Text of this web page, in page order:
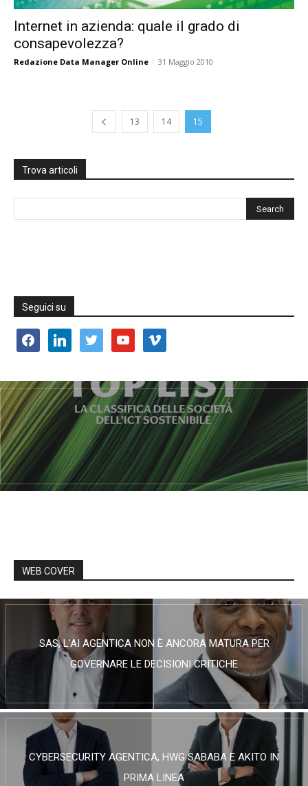
Internet in azienda: quale il grado di
consapevolezza?
Redazione Data Manager Online - 31 Maggio 2010
13 14 15
Trova articoli
Seguici su
facebooklinkedin twitter youtube vimeo
WEB COVER
SAS, L’AI AGENTICA NON È ANCORA MATURA PER
GOVERNARE LE DECISIONI CRITICHE
CYBERSECURITY AGENTICA, HWG SABABA E AKITO IN
PRIMA LINEA